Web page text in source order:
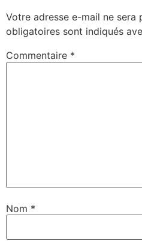
Votre adresse e-mail ne sera
obligatoires sont indiqués
Commentaire *
Nom *